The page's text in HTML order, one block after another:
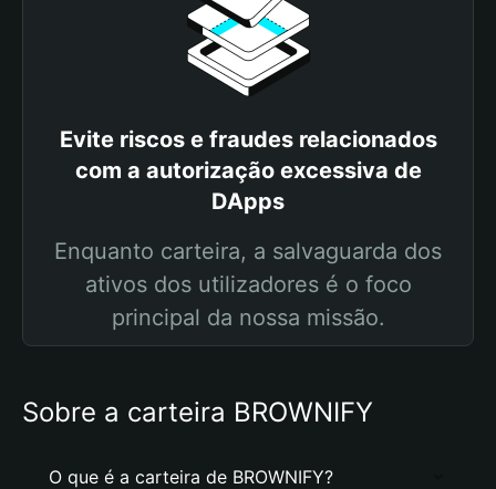
Evite riscos e fraudes relacionados
com a autorização excessiva de
DApps
Enquanto carteira, a salvaguarda dos
ativos dos utilizadores é o foco
principal da nossa missão.
Sobre a carteira BROWNIFY
O que é a carteira de BROWNIFY?